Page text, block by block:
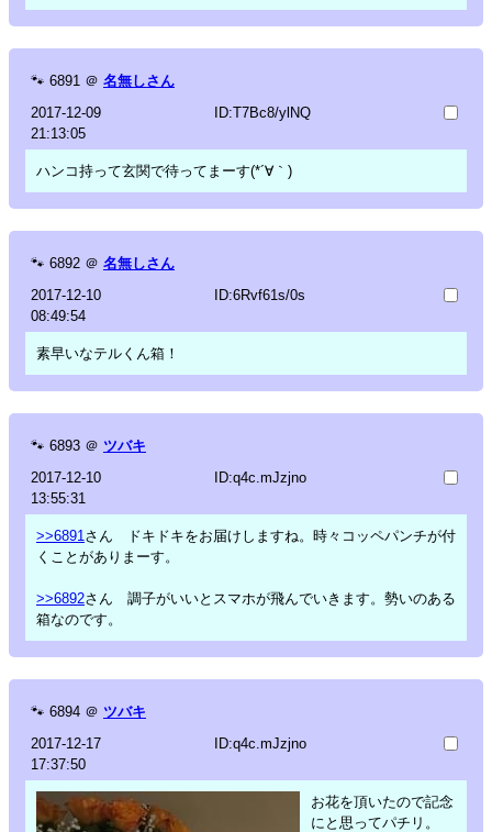
🐾 6891 ＠ 名無しさん
2017-12-09
21:13:05
ID:T7Bc8/ylNQ
ハンコ持って玄関で待ってまーす(*´∀｀)
🐾 6892 ＠ 名無しさん
2017-12-10
08:49:54
ID:6Rvf61s/0s
素早いなテルくん箱！
🐾 6893 ＠ ツバキ
2017-12-10
13:55:31
ID:q4c.mJzjno
>>6891 さん ドキドキをお届けしますね。時々コッペパンチが付
くことがありまーす。
>>6892さん 調子がいいとスマホが飛んでいきます。勢いのある
箱なのです。
🐾 6894 ＠ ツバキ
2017-12-17
17:37:50
ID:q4c.mJzjno
お花を頂いたので記念
にと思ってパチリ。